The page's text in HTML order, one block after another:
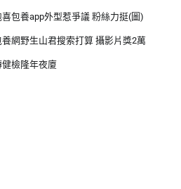
喜包養app外型惹爭議 粉絲力挺(圖)
網野生山君搜索打算 攝影片獎2萬
檢隆年夜廈